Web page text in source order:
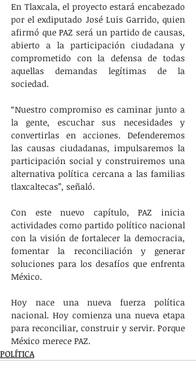
En Tlaxcala, el proyecto estará encabezado
por el exdiputado José Luis Garrido, quien
afirmó que PAZ será un partido de causas,
abierto a la participación ciudadana y
comprometido con la defensa de todas
aquellas demandas legítimas de la
sociedad.
“Nuestro compromiso es caminar junto a
la gente, escuchar sus necesidades y
convertirlas en acciones. Defenderemos
las causas ciudadanas, impulsaremos la
participación social y construiremos una
alternativa política cercana a las familias
tlaxcaltecas”, señaló.
Con este nuevo capítulo, PAZ inicia
actividades como partido político nacional
con la visión de fortalecer la democracia,
fomentar la reconciliación y generar
soluciones para los desafíos que enfrenta
México.
Hoy nace una nueva fuerza política
nacional. Hoy comienza una nueva etapa
para reconciliar, construir y servir. Porque
México merece PAZ.
POLÍTICA